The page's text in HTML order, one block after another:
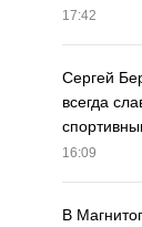
17:42
Сергей
всегда
16:09
В